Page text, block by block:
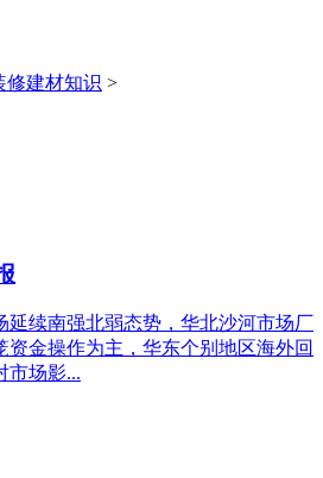
修建材知识 >
延续南强北弱态势，华北沙河市场厂
资金操作为主，华东个别地区海外回
市场影...